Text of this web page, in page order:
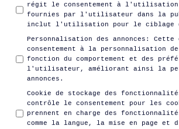
régit le consentement à l'utilisation
fournies par l'utilisateur dans la
inclut l'utilisation pour le ciblage
Personnalisation des annonces :
Cette
consentement à la personnalisation
fonction du comportement et des
l'utilisateur, améliorant ainsi la
annonces.
Cookie de stockage des
contrôle le consentement pour les
prennent en charge des
comme la langue, la mise en page et